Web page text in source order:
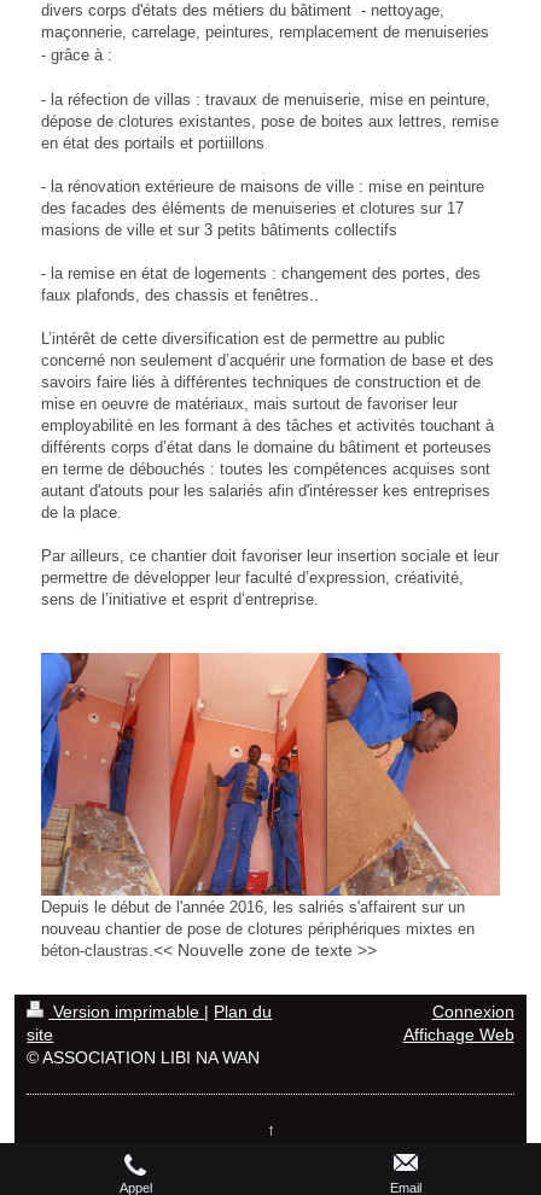
divers corps d'états des métiers du bâtiment - nettoyage,
maçonnerie, carrelage, peintures, remplacement de menuiseries
- grâce à :
- la réfection de villas : travaux de menuiserie, mise en peinture,
dépose de clotures existantes, pose de boites aux lettres, remise
en état des portails et portiillons
- la rénovation extérieure de maisons de ville : mise en peinture
des facades des éléments de menuiseries et clotures sur 17
masions de ville et sur 3 petits bâtiments collectifs
- la remise en état de logements : changement des portes, des
faux plafonds, des chassis et fenêtres..
L’intérêt de cette diversification est de permettre au public
concerné non seulement d’acquérir une formation de base et des
savoirs faire liés à différentes techniques de construction et de
mise en oeuvre de matériaux, mais surtout de favoriser leur
employabilité en les formant à des tâches et activités touchant à
différents corps d’état dans le domaine du bâtiment et porteuses
en terme de débouchés : toutes les compétences acquises sont
autant d'atouts pour les salariés afin d'intéresser kes entreprises
de la place.
Par ailleurs, ce chantier doit favoriser leur insertion sociale et leur
permettre de développer leur faculté d’expression, créativité,
sens de l’initiative et esprit d’entreprise.
Depuis le début de l'année 2016, les salriés s'affairent sur un
nouveau chantier de pose de clotures périphériques mixtes en
béton-claustras.<< Nouvelle zone de texte >>
Version imprimable | Plan du
site
© ASSOCIATION LIBI NA WAN
Connexion
Affichage Web
↑
Appel Email